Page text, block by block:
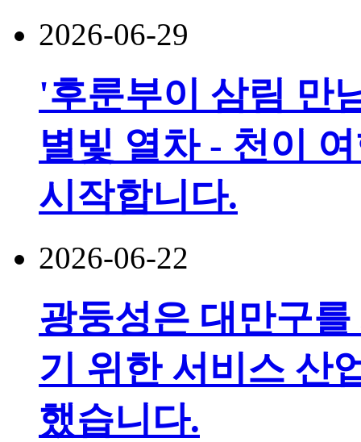
2026-06-29
'후룬부이 삼림 만
별빛 열차 - 천이
시작합니다.
2026-06-22
광둥성은 대만구
기 위한 서비스 산
했습니다.